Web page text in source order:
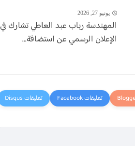
يونيو 27, 2026
المهندسة رباب عبد العاطي تشارك في
الإعلان الرسمي عن استضافة...